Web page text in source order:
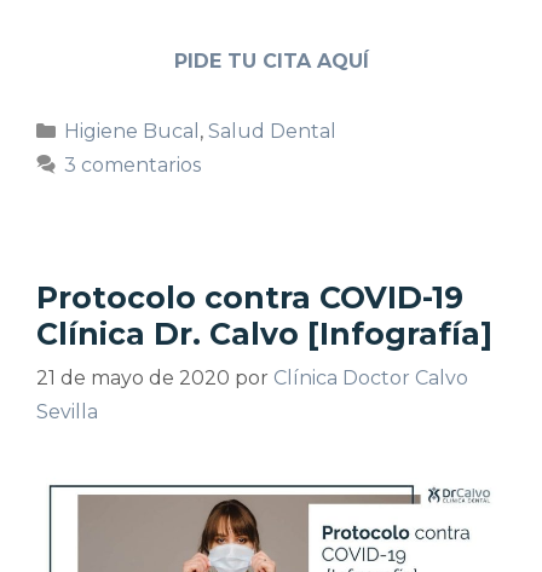
PIDE TU CITA AQUÍ
Higiene Bucal , Salud Dental
3 comentarios
Protocolo contra COVID-19
Clínica Dr. Calvo [Infografía]
21 de mayo de 2020 por Clínica Doctor Calvo
Sevilla